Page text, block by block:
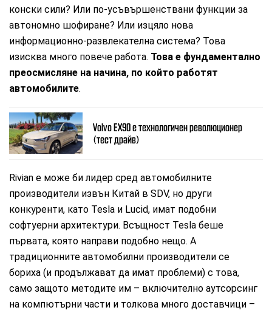
конски сили? Или по-усъвършенствани функции за
автономно шофиране? Или изцяло нова
информационно-развлекателна система? Това
изисква много повече работа. Това е фундаментално
преосмисляне на начина, по който работят
автомобилите.
Volvo EX90 e технологичен революционер
(тест драйв)
Rivian е може би лидер сред автомобилните
производители извън Китай в SDV, но други
конкуренти, като Tesla и Lucid, имат подобни
софтуерни архитектури. Всъщност Tesla беше
първата, която направи подобно нещо. А
традиционните автомобилни производители се
бориха (и продължават да имат проблеми) с това,
само защото методите им – включително аутсорсинг
на компютърни части и толкова много доставчици –